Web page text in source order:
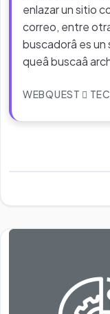
enlazar un sitio
correo, entre
buscadorâ es un
queâ buscaâ
WEBQUEST